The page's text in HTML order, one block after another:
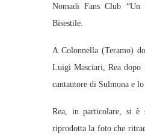
Nomadi Fans Club “Un
Bisestile.
A Colonnella (Teramo)
Luigi Masciari, Rea dopo
cantautore di Sulmona e
Rea, in particolare, si è
riprodotta la foto che